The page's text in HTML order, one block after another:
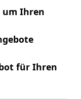
um Ihren
für Ihren